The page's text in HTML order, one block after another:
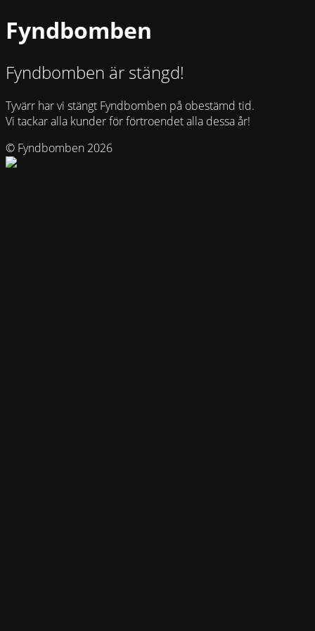
Fyndbomben
Fyndbomben är stängd!
Tyvärr har vi stängt Fyndbomben på obestämd tid.
Vi tackar alla kunder för förtroendet alla dessa år!
© Fyndbomben 2026